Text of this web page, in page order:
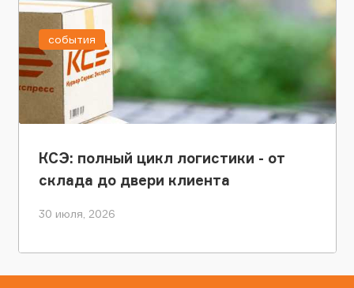
КСЭ: полный цикл логистики - от
склада до двери клиента
30 июля, 2026
события